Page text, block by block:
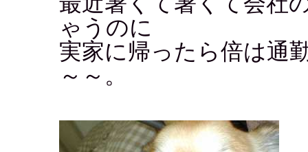
ゃうのに
実家に帰ったら倍は通
～～。